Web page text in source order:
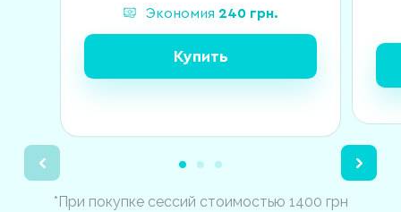
Экономия 240 грн.
Купить
*При покупке сессий стоимостью 1400 грн